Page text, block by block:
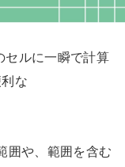
セルに一瞬で計算
な
囲や、範囲を含む